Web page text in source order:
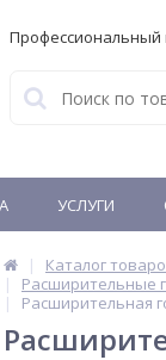
Профессиональный
УСЛУГИ
Каталог
Расширительные
Раcширительная